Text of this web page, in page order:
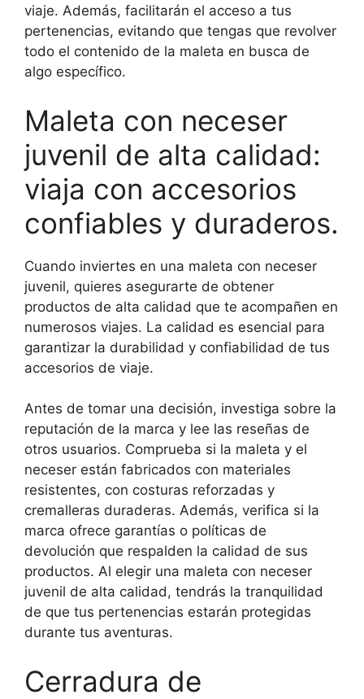
viaje. Además, facilitarán el acceso a tus
pertenencias, evitando que tengas que revolver
todo el contenido de la maleta en busca de
algo específico.
Maleta con neceser
juvenil de alta calidad:
viaja con accesorios
confiables y duraderos.
Cuando inviertes en una maleta con neceser
juvenil, quieres asegurarte de obtener
productos de alta calidad que te acompañen en
numerosos viajes. La calidad es esencial para
garantizar la durabilidad y confiabilidad de tus
accesorios de viaje.
Antes de tomar una decisión, investiga sobre la
reputación de la marca y lee las reseñas de
otros usuarios. Comprueba si la maleta y el
neceser están fabricados con materiales
resistentes, con costuras reforzadas y
cremalleras duraderas. Además, verifica si la
marca ofrece garantías o políticas de
devolución que respalden la calidad de sus
productos. Al elegir una maleta con neceser
juvenil de alta calidad, tendrás la tranquilidad
de que tus pertenencias estarán protegidas
durante tus aventuras.
Cerradura de